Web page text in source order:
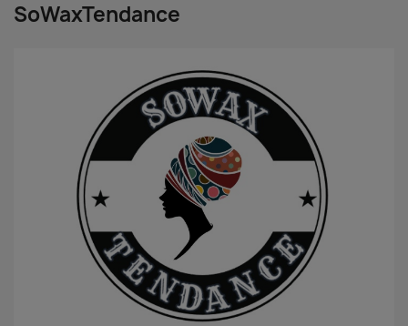
SoWaxTendance